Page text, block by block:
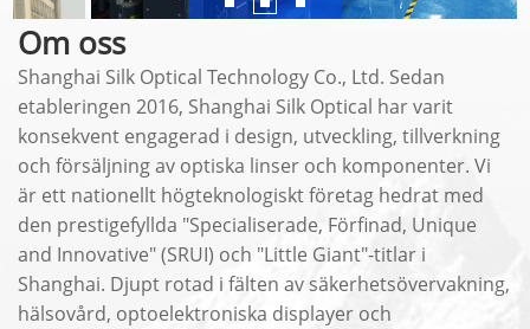
Om oss
Shanghai Silk Optical Technology Co., Ltd. Sedan
etableringen 2016, Shanghai Silk Optical har varit
konsekvent engagerad i design, utveckling, tillverkning
och försäljning av optiska linser och komponenter. Vi
är ett nationellt högteknologiskt företag hedrat med
den prestigefyllda "Specialiserade, Förfinad, Unique
and Innovative" (SRUI) och "Little Giant"-titlar i
Shanghai. Djupt rotad i fälten av säkerhetsövervakning,
hälsovård, optoelektroniska displayer och